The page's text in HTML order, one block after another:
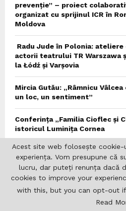
prevenție” – proiect
organizat cu sprijinul ICR în
Moldova
Radu Jude în Polonia:
actorii teatrului TR Warszawa
la Łódź și Varșovia
Mircia Gutău: „Râmnicu
un loc, un sentiment”
Conferința „Familia Cioflec și
istoricul Luminița Cornea
Vremea
Nürnberg
Acest site web folosește
experiența. Vom presupune că
lucru, dar puteți renunța dacă
cookies to improve your
with this, but you can opt-out if
Read